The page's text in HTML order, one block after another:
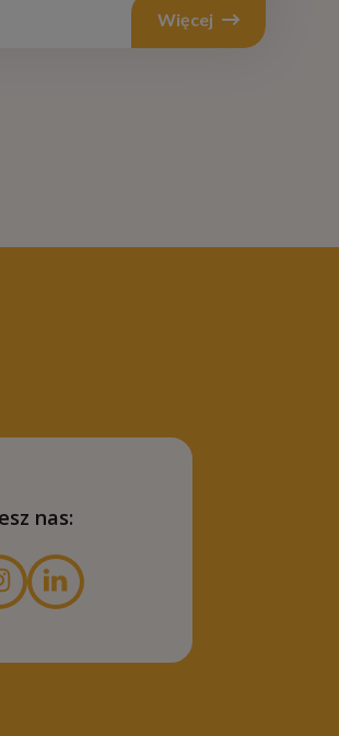
000
Więcej
nas: